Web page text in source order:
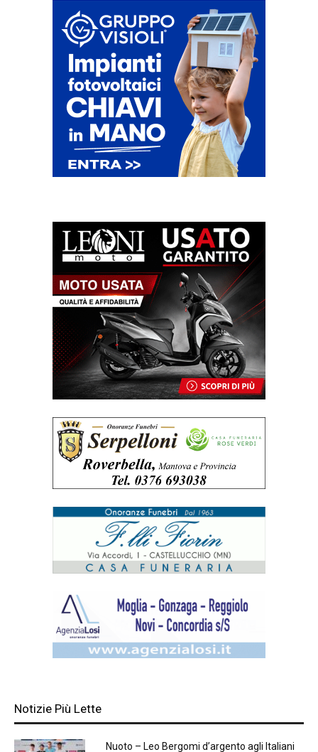
Notizie Più Lette
Nuoto – Leo Bergomi d’argento agli Italiani